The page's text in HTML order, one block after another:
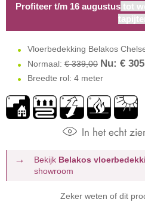
Profiteer t/m 16 augustus tot
Vloerbedekking Belakos
Normaal: € 339,00 Nu: €
Breedte rol: 4 meter
In het echt
Bekijk Belakos
showroom
Zeker weten of dit